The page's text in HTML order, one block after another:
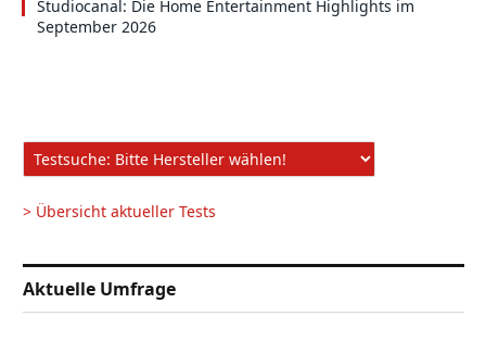
Studiocanal: Die Home Entertainment Highlights im
September 2026
> Übersicht aktueller Tests
Aktuelle Umfrage